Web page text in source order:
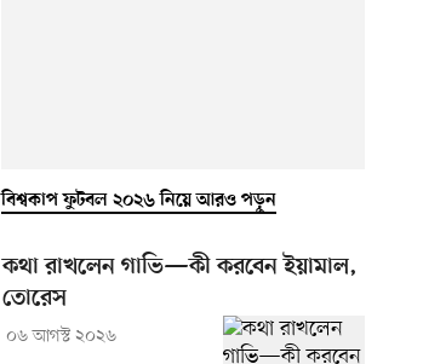
বিশ্বকাপ ফুটবল ২০২৬ নিয়ে আরও পড়ুন
কথা রাখলেন গাভি—কী করবেন ইয়ামাল,
তোরেস
০৬ আগস্ট ২০২৬